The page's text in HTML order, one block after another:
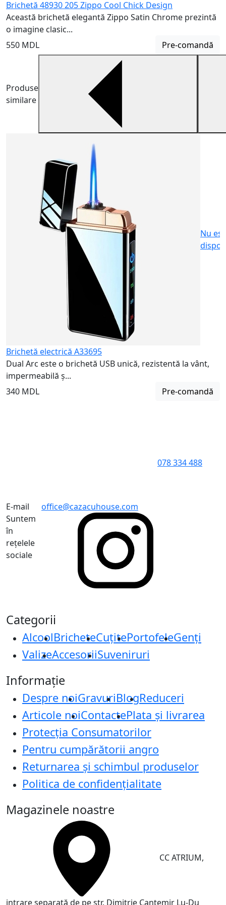
Brichetă 48930 205 Zippo Cool Chick Design
Această brichetă elegantă Zippo Satin Chrome prezintă
o imagine clasic...
550 MDL
Pre-comandă
Produse
similare
Nu
Brichetă electrică A33695
Dual Arc este o brichetă USB unică, rezistentă la vânt,
impermeabilă ș...
340 MDL
Pre-comandă
078 334 488
E-mail
office@cazacuhouse.com
Suntem
în
rețelele
sociale
Categorii
AlcoolBricheteCuțitePortofeleGenți
ValizeAccesoriiSuveniruri
Informație
Despre noiGravuriBlogReduceri
Articole noiContactePlata și livrarea
Protecţia Consumatorilor
Pentru cumpărătorii angro
Returnarea și schimbul produselor
Politica de confidențialitate
Magazinele noastre
CC ATRIUM,
intrare separată de pe str. Dimitrie Cantemir Lu-Du